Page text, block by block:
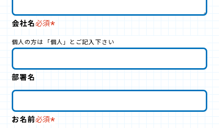
会社名必須
個人の方は「個人」とご記入下さい
部署名
お名前必須